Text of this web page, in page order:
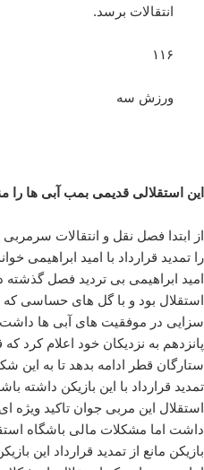
انتقالات برسد.
۱۱۶
ورزش سه
این استقلالی قدیمی بمب آبی ها را
از ابتدا فصل نقل و انتقالات
را تمدید قرارداد با امید ابراهیمی
امید ابراهیمی بی تردید فصل گذشته
استقلال بود و با گل های حساسی
سزایی در موفقیت های آبی ها داشت.
پانزدهم به نزدیکان خود اعلام کرد
ستارگان قطر ادامه بدهد تا به این
تمدید قرارداد با این بازیکن داشته
استقلال این مربی جوان تاکید ویژه
داشت اما مشکلات مالی باشگاه
بازیکن مانع از تمدید قرارداد این